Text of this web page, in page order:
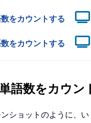
をカウントする
をカウントする
語数をカウン
ショットのように、